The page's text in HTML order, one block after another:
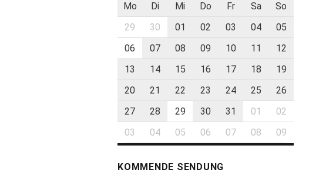
Mo Di Mi Do Fr Sa
So
29
30 01 02 03 04
05
06
07 08 09 10 11
12
13
14 15 16 17 18
19
20
21 22 23 24 25
26
27
28 29 30 31 01
02
03
04 05 06 07 08 09
KOMMENDE SENDUNG